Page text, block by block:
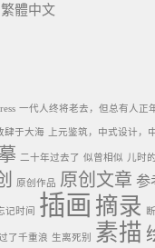
繁體中文
一代人终将老去，但总有人正
肆于大海 上元鉴筑，中式设计，
二十年过去了 似曾相似 儿时
原创作品 原创文章 参
记时间 插画 摘录
了千重浪 生离死别 素描